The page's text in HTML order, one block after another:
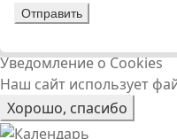
Уведомление о Cookies
Наш сайт использует
Хорошо, спасибо